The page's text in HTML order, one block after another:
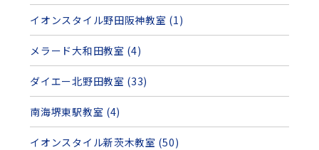
イオンスタイル野田阪神教室 (1)
メラード大和田教室 (4)
ダイエー北野田教室 (33)
南海堺東駅教室 (4)
イオンスタイル新茨木教室 (50)